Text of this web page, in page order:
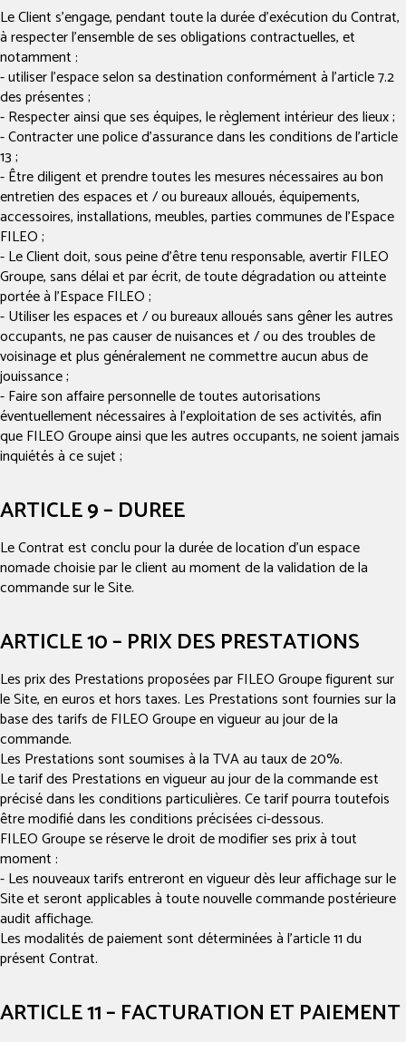
Le Client s’engage, pendant toute la durée d’exécution du Contrat,
à respecter l’ensemble de ses obligations contractuelles, et
notamment :
- utiliser l’espace selon sa destination conformément à l’article 7.2
des présentes ;
- Respecter ainsi que ses équipes, le règlement intérieur des lieux ;
- Contracter une police d’assurance dans les conditions de l’article
13 ;
- Être diligent et prendre toutes les mesures nécessaires au bon
entretien des espaces et / ou bureaux alloués, équipements,
accessoires, installations, meubles, parties communes de l’Espace
FILEO ;
- Le Client doit, sous peine d’être tenu responsable, avertir FILEO
Groupe, sans délai et par écrit, de toute dégradation ou atteinte
portée à l’Espace FILEO ;
- Utiliser les espaces et / ou bureaux alloués sans gêner les autres
occupants, ne pas causer de nuisances et / ou des troubles de
voisinage et plus généralement ne commettre aucun abus de
jouissance ;
- Faire son affaire personnelle de toutes autorisations
éventuellement nécessaires à l’exploitation de ses activités, afin
que FILEO Groupe ainsi que les autres occupants, ne soient jamais
inquiétés à ce sujet ;
ARTICLE 9 – DUREE
Le Contrat est conclu pour la durée de location d’un espace
nomade choisie par le client au moment de la validation de la
commande sur le Site.
ARTICLE 10 – PRIX DES PRESTATIONS
Les prix des Prestations proposées par FILEO Groupe figurent sur
le Site, en euros et hors taxes. Les Prestations sont fournies sur la
base des tarifs de FILEO Groupe en vigueur au jour de la
commande.
Les Prestations sont soumises à la TVA au taux de 20%.
Le tarif des Prestations en vigueur au jour de la commande est
précisé dans les conditions particulières. Ce tarif pourra toutefois
être modifié dans les conditions précisées ci-dessous.
FILEO Groupe se réserve le droit de modifier ses prix à tout
moment :
- Les nouveaux tarifs entreront en vigueur dès leur affichage sur le
Site et seront applicables à toute nouvelle commande postérieure
audit affichage.
Les modalités de paiement sont déterminées à l’article 11 du
présent Contrat.
ARTICLE 11 – FACTURATION ET PAIEMENT